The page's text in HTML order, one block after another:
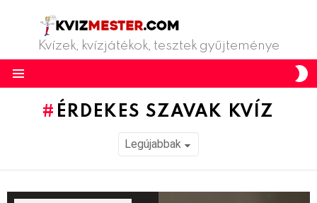
Kvízek, kvízjátékok, tesztek gyűjteménye
ÉRDEKES SZAVAK KVÍZ